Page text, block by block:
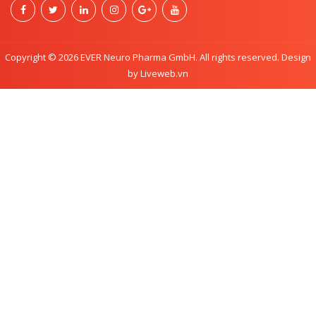
Copyright © 2026 EVER Neuro Pharma GmbH. All rights reserved. Design
by Liveweb.vn